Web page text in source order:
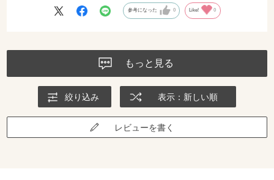
参考になった 0 Like! 0
もっと見る
絞り込み 表示：新しい順
レビューを書く